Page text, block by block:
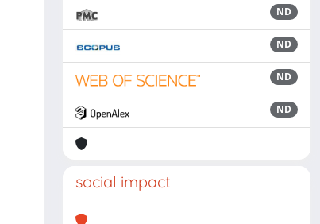
ND
ND
ND
ND
social impact